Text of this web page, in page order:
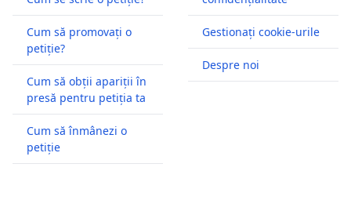
Cum să promovați o
petiție?
Cum să obții apariții în
presă pentru petiția ta
Cum să înmânezi o
petiție
Gestionați cookie-urile
Despre noi